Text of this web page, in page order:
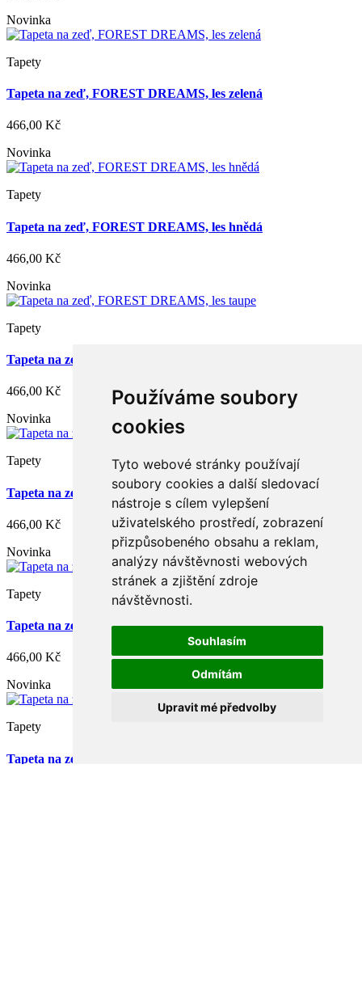
Používáme soubory
cookies
Tyto webové stránky používají
soubory cookies a další sledovací
nástroje s cílem vylepšení
uživatelského prostředí, zobrazení
přizpůsobeného obsahu a reklam,
analýzy návštěvnosti webových
stránek a zjištění zdroje
návštěvnosti.
Souhlasím
Odmítám
Upravit mé předvolby
Novinka
Tapety
Tapeta na zeď, FOREST DREAMS, les zelená
466,00 Kč
Novinka
Tapety
Tapeta na zeď, FOREST DREAMS, les hnědá
466,00 Kč
Novinka
Tapety
Tapeta na zeď, FOREST DREAMS, les taupe
466,00 Kč
Novinka
Tapety
Tapeta na zeď, FOREST DREAMS, palma béžová
466,00 Kč
Novinka
Tapety
Tapeta na zeď, FOREST DREAMS, palma zelená
466,00 Kč
Novinka
Tapety
Tapeta na zeď, FOREST DREAMS, palma hnědá